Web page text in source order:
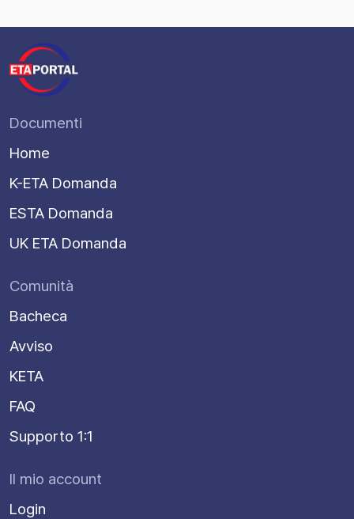
Documenti
Home
K-ETA Domanda
ESTA Domanda
UK ETA Domanda
Comunità
Bacheca
Avviso
KETA
FAQ
Supporto 1:1
Il mio account
Login